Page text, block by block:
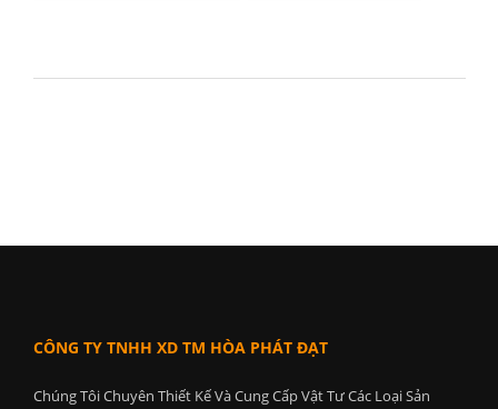
CÔNG TY TNHH XD TM HÒA PHÁT ĐẠT
Chúng Tôi Chuyên Thiết Kế Và Cung Cấp Vật Tư Các Loại Sản